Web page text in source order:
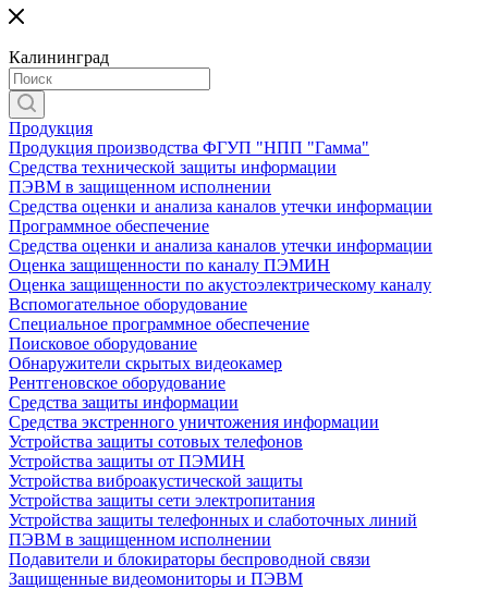
Калининград
Продукция
Продукция производства ФГУП "НПП "Гамма"
Средства технической защиты информации
ПЭВМ в защищенном исполнении
Средства оценки и анализа каналов утечки информации
Программное обеспечение
Средства оценки и анализа каналов утечки информации
Оценка защищенности по каналу ПЭМИН
Оценка защищенности по акустоэлектрическому каналу
Вспомогательное оборудование
Специальное программное обеспечение
Поисковое оборудование
Обнаружители скрытых видеокамер
Рентгеновское оборудование
Средства защиты информации
Средства экстренного уничтожения информации
Устройства защиты сотовых телефонов
Устройства защиты от ПЭМИН
Устройства виброакустической защиты
Устройства защиты сети электропитания
Устройства защиты телефонных и слаботочных линий
ПЭВМ в защищенном исполнении
Подавители и блокираторы беспроводной связи
Защищенные видеомониторы и ПЭВМ